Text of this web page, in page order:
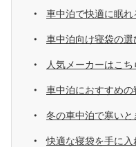
車中泊で快適に眠れ
車中泊向け寝袋の選
人気メーカーはこち
車中泊におすすめの
冬の車中泊で寒い
快適な寝袋を手に入